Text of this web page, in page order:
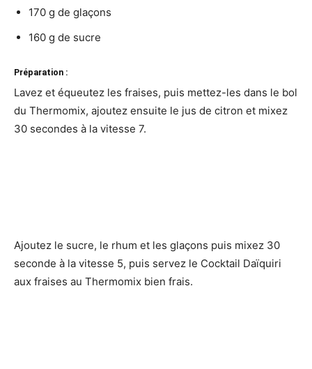
170 g de glaçons
160 g de sucre
Préparation :
Lavez et équeutez les fraises, puis mettez-les dans le bol
du Thermomix, ajoutez ensuite le jus de citron et mixez
30 secondes à la vitesse 7.
Ajoutez le sucre, le rhum et les glaçons puis mixez 30
seconde à la vitesse 5, puis servez le Cocktail Daïquiri
aux fraises au Thermomix bien frais.